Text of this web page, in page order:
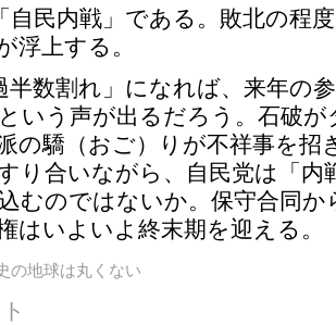
自民内戦」である。敗北の程
浮上する。
半数割れ」になれば、来年の
いう声が出るだろう。石破
の驕（おご）りが不祥事を招
り合いながら、自民党は「内
むのではないか。保守合同
はいよいよ終末期を迎える。
の地球は丸くない